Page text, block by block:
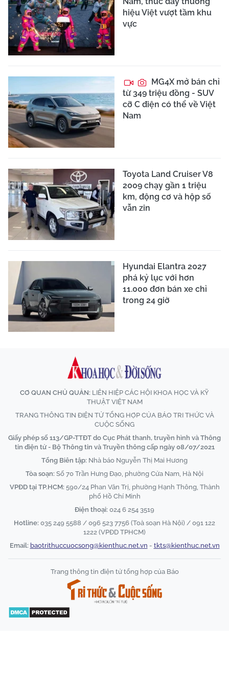
hiệu Việt vượt tầm khu
vực
MG4X mở bán chỉ
từ 349 triệu đồng - SUV
cỡ C điện có thể về Việt
Nam
Toyota Land Cruiser V8
2009 chạy gần 1 triệu
km, động cơ và hộp số
vẫn zin
Hyundai Elantra 2027
phá kỷ lục với hơn
11.000 đơn bán xe chỉ
trong 24 giờ
CƠ QUAN CHỦ QUẢN: LIÊN HIỆP CÁC HỘI KHOA HỌC VÀ KỸ
THUẬT VIỆT NAM
TRANG THÔNG TIN ĐIỆN TỬ TỔNG HỢP CỦA BÁO TRI THỨC VÀ
CUỘC SỐNG
Giấy phép số 113/GP-TTĐT do Cục Phát thanh, truyền hình và Thông
tin điện tử - Bộ Thông tin và Truyền thông cấp ngày 08/07/2021
Tổng Biên tập: Nhà báo Nguyễn Thị Mai Hương
Tòa soạn: Số 70 Trần Hưng Đạo, phường Cửa Nam, Hà Nội
VPĐD tại TP.HCM: 590/24 Phan Văn Trị, phường Hạnh Thông, Thành
phố Hồ Chí Minh
Điện thoại: 024 6 254 3519
Hotline: 035 249 5588 / 096 523 7756 (Toà soạn Hà Nội) / 091 122
1222 (VPĐD TPHCM)
Email: baotrithuccuocsong@kienthuc.net.vn - tkts@kienthuc.net.vn
Trang thông tin điện tử tổng hợp của Báo